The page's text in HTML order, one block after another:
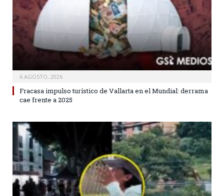
6 AGOSTO, 2026
Fracasa impulso turístico de Vallarta en el Mundial: derrama
cae frente a 2025